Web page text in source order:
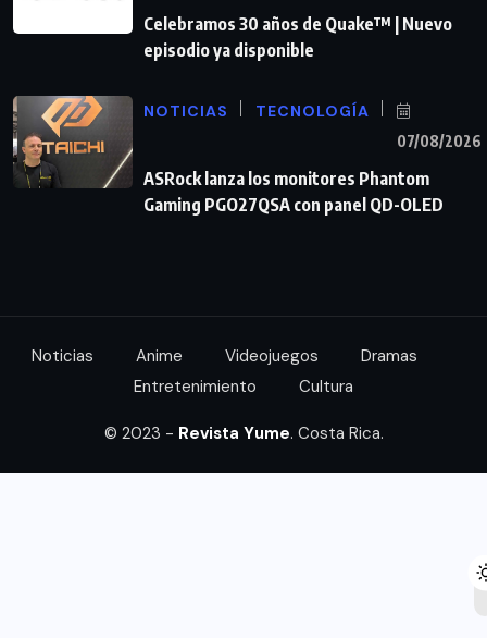
Celebramos 30 años de Quake™ | Nuevo
episodio ya disponible
NOTICIAS TECNOLOGÍA
07/08/2026
ASRock lanza los monitores Phantom
Gaming PGO27QSA con panel QD-OLED
Noticias Anime Videojuegos
Dramas
Entretenimiento
Cultura
© 2023 - Revista Yume. Costa Rica.